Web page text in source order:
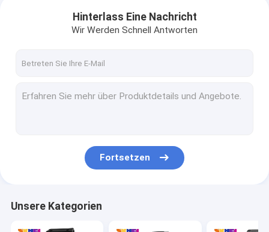
Hinterlass Eine Nachricht
Wir Werden Schnell Antworten
Fortsetzen
Unsere Kategorien